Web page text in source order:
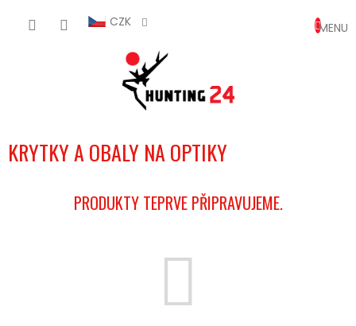
CZK
KOŠÍK
KRYTKY A OBALY NA OPTIKY
PRODUKTY TEPRVE PŘIPRAVUJEME.